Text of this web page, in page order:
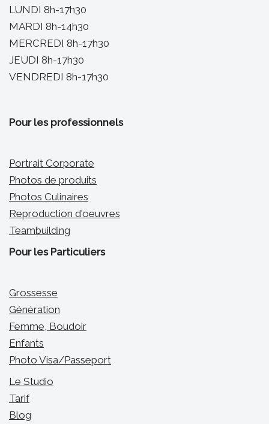
LUNDI 8h-17h30
MARDI 8h-14h30
MERCREDI 8h-17h30
JEUDI 8h-17h30
VENDREDI 8h-17h30
Pour les professionnels
Portrait Corporate
Photos de produits
Photos Culinaires
Reproduction d'oeuvres
Teambuilding
Pour les Particuliers
Grossesse
Génération
Femme, Boudoir
Enfants
Photo Visa/Passeport
Le Studio
Tarif
Blog